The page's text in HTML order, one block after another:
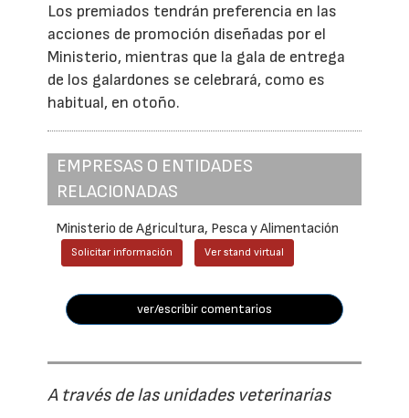
Los premiados tendrán preferencia en las
acciones de promoción diseñadas por el
Ministerio, mientras que la gala de entrega
de los galardones se celebrará, como es
habitual, en otoño.
EMPRESAS O ENTIDADES
RELACIONADAS
Ministerio de Agricultura, Pesca y Alimentación
Solicitar información Ver stand virtual
ver/escribir comentarios
A través de las unidades veterinarias